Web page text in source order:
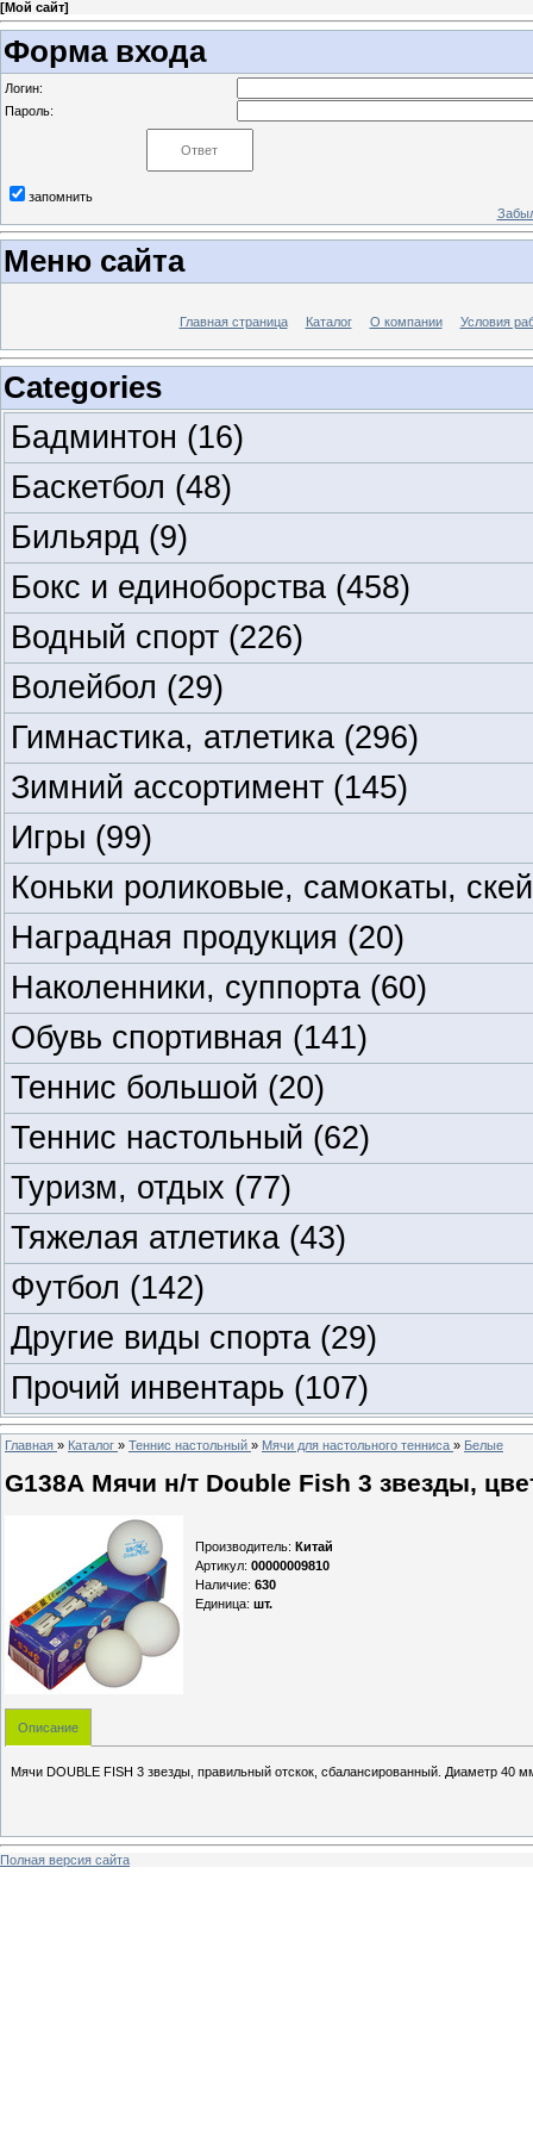
[Мой сайт]
Форма входа
Логин:
Пароль:
запомнить
Меню сайта
Главная страница Каталог О компании Условия
Categories
Бадминтон (16)
Баскетбол (48)
Бильярд (9)
Бокс и единоборства (458)
Водный спорт (226)
Волейбол (29)
Гимнастика, атлетика (296)
Зимний ассортимент (145)
Игры (99)
Коньки роликовые, самокаты,
Наградная продукция (20)
Наколенники, суппорта (60)
Обувь спортивная (141)
Теннис большой (20)
Теннис настольный (62)
Туризм, отдых (77)
Тяжелая атлетика (43)
Футбол (142)
Другие виды спорта (29)
Прочий инвентарь (107)
Главная » Каталог » Теннис настольный » Мячи для настольного тенниса » Белые
G138А Мячи н/т Double Fish 3 звезды,
Производитель: Китай
Артикул: 00000009810
Наличие: 630
Единица: шт.
Описание
Мячи DOUBLE FISH 3 звезды, правильный отскок, сбалансированный. Диаметр 40
Полная версия сайта